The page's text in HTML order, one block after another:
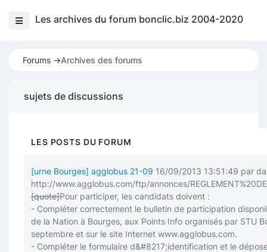
Les archives du forum bonclic.biz 2004-2020
Forums ->Archives des forums
sujets de discussions
LES POSTS DU FORUM
[urne Bourges] agglobus 21-09 16/09/2013 13:51:49 par
http://www.agglobus.com/ftp/annonces/
[quote]Pour participer, les candidats doivent :
- Compléter correctement le bulletin de participation
de la Nation à Bourges, aux Points Info organisés par STU
septembre et sur le site Internet www.agglobus.com.
- Compléter le formulaire d&#8217;identification et le